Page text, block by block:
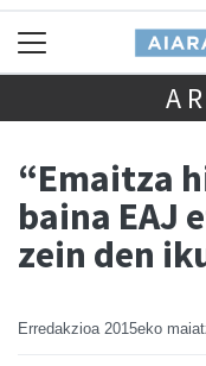
“Emaitza
baina EAJ
zein den
Erredakzioa 2015eko